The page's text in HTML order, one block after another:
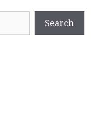
Search